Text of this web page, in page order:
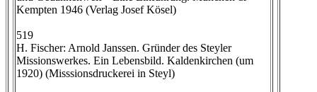
Kempten 1946 (Verlag Josef Kösel)
519
H. Fischer: Arnold Janssen. Gründer des Steyler
Missionswerkes. Ein Lebensbild. Kaldenkirchen (um
1920) (Misssionsdruckerei in Steyl)